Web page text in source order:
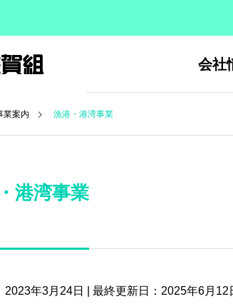
会社
INTRODUCING
業案内 漁港・港湾事業
港湾事業
2023年3月24日 | 最終更新日：2025年6月12